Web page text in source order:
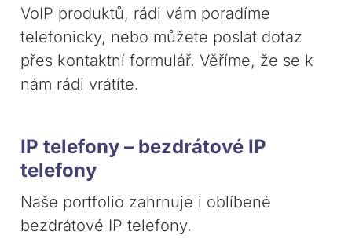
VoIP produktů, rádi vám poradíme
telefonicky, nebo můžete poslat dotaz
přes kontaktní formulář. Věříme, že se k
nám rádi vrátíte.
IP telefony – bezdrátové IP
telefony
Naše portfolio zahrnuje i oblíbené
bezdrátové IP telefony.